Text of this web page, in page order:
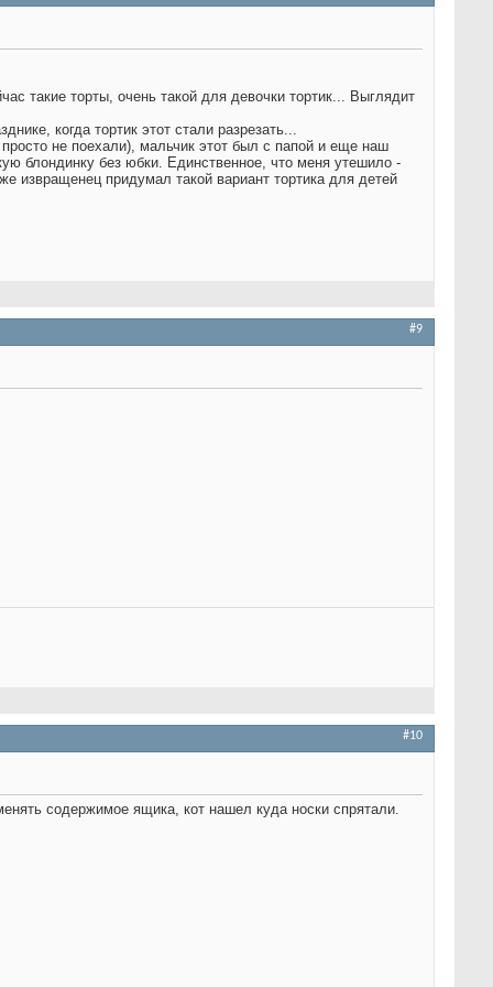
такие торты, очень такой для девочки тортик... Выглядит
когда тортик этот стали разрезать...
не поехали), мальчик этот был с папой и еще наш
блондинку без юбки. Единственное, что меня утешило -
извращенец придумал такой вариант тортика для детей
#9
#10
содержимое ящика, кот нашел куда носки спрятали.